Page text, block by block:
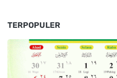
TERPOPULER